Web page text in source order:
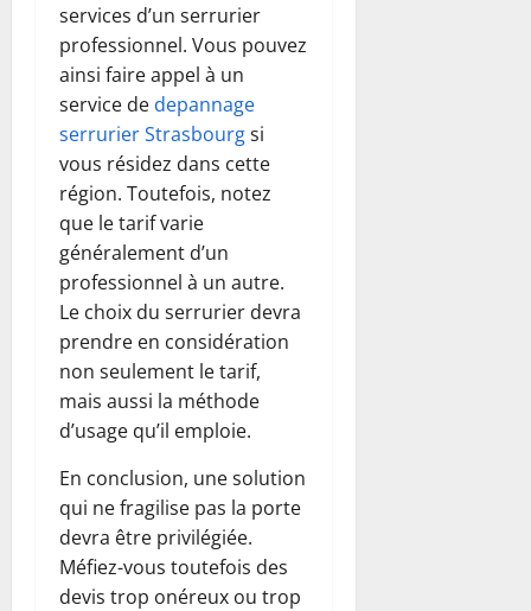
services d’un serrurier
professionnel. Vous pouvez
ainsi faire appel à un
service de depannage
serrurier Strasbourgsi
vous résidez dans cette
région. Toutefois, notez
que le tarif varie
généralement d’un
professionnel à un autre.
Le choix du serrurier devra
prendre en considération
non seulement le tarif,
mais aussi la méthode
d’usage qu’il emploie.
En conclusion, une solution
qui ne fragilise pas la porte
devra être privilégiée.
Méfiez-vous toutefois des
devis trop onéreux ou trop